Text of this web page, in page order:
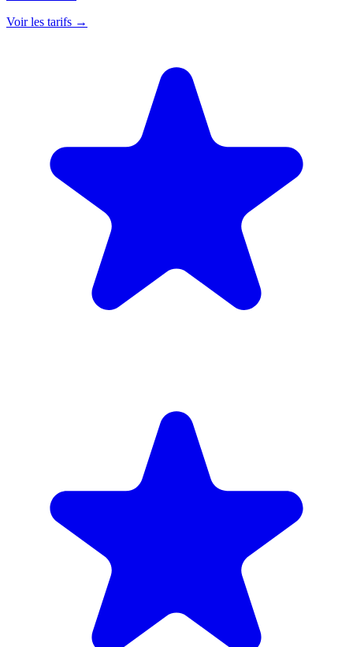
Voir les tarifs →